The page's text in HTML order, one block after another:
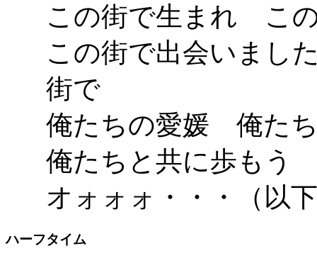
この街で生まれ こ
この街で出会いま
街で
俺たちの愛媛 俺た
俺たちと共に歩も
オォォォ・・・（以
ハーフタイム